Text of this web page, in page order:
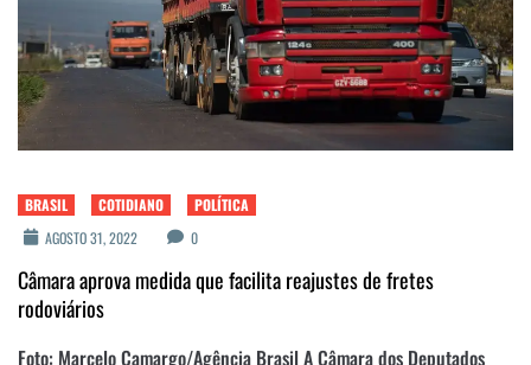
BRASIL COTIDIANO
POLÍTICA
AGOSTO 31, 2022
0
Câmara aprova medida que facilita reajustes de fretes
rodoviários
Foto: Marcelo Camargo/Agência Brasil A Câmara dos Deputados